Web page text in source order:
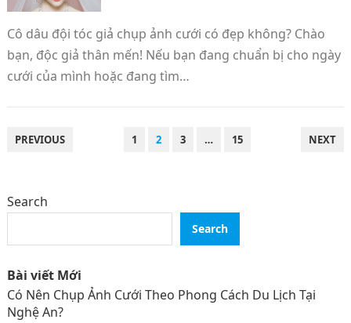
Cô dâu đội tóc giả chụp ảnh cưới có đẹp không? Chào
bạn, độc giả thân mến! Nếu bạn đang chuẩn bị cho ngày
cưới của mình hoặc đang tìm…
POSTS
PREVIOUS 1 2 3 … 15 NEXT
Search
Search
Bài viết Mới
Có Nên Chụp Ảnh Cưới Theo Phong Cách Du Lịch Tại
Nghệ An?